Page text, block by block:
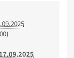
17.09.2025